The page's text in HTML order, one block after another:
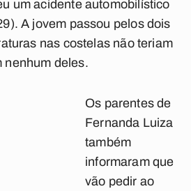
um acidente automobilístico
A jovem passou pelos dois
nas costelas não teriam
nenhum deles.
Os parentes de
Fernanda Luiza
também
informaram que
vão pedir ao